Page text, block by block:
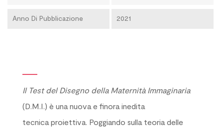
Anno Di Pubblicazione 2021
Il Test del Disegno della Maternità Immaginaria
(D.M.I.) è una nuova e finora inedita
tecnica proiettiva. Poggiando sulla teoria delle